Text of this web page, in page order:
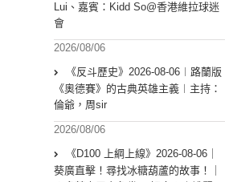
Lui、嘉賓：Kidd So@香港維拉球迷
會
2026/08/06
《反斗歷史》2026-08-06︱路蘭版
《奧德賽》的古典英雄主義︱主持：
倫爺，周sir
2026/08/06
《D100 上綱上線》2026-08-06｜
葵廣直擊！尋找冰糖葫蘆的故事！｜